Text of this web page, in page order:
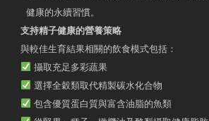
健康的永續習慣。
支持精子健康的營養策略
與較佳生育結果相關的飲食模式包括：
攝取充足多彩蔬果
選擇全穀類取代精製碳水化合物
包含優質蛋白質與富含油脂的魚類